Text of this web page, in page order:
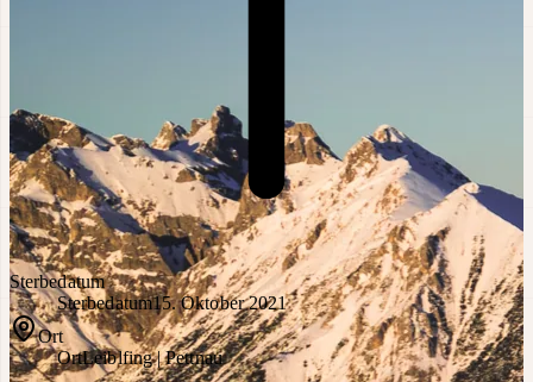
Sterbedatum
Sterbedatum15. Oktober 2021
Ort
OrtLeiblfing | Pettnau